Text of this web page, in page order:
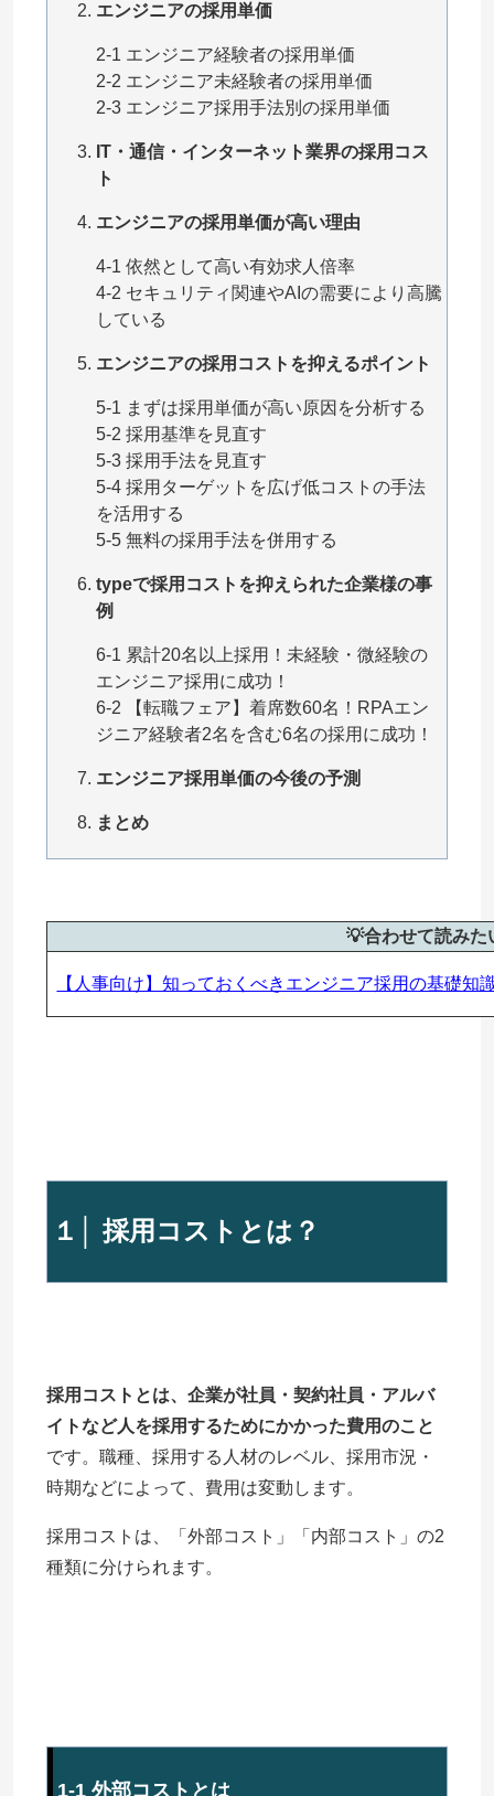
エンジニアの採用単価
2-1 エンジニア経験者の採用単価
2-2 エンジニア未経験者の採用単価
2-3 エンジニア採用手法別の採用単価
IT・通信・インターネット業界の採用コス
ト
エンジニアの採用単価が高い理由
4-1 依然として高い有効求人倍率
4-2 セキュリティ関連やAIの需要により高騰
している
エンジニアの採用コストを抑えるポイント
5-1 まずは採用単価が高い原因を分析する
5-2 採用基準を見直す
5-3 採用手法を見直す
5-4 採用ターゲットを広げ低コストの手法
を活用する
5-5 無料の採用手法を併用する
typeで採用コストを抑えられた企業様の事
例
6-1 累計20名以上採用！未経験・微経験の
エンジニア採用に成功！
6-2 【転職フェア】着席数60名！RPAエン
ジニア経験者2名を含む6名の採用に成功！
エンジニア採用単価の今後の予測
まとめ
💡合わせて読み
【人事向け】知っておくべきエンジニア採用の基礎
１│ 採用コストとは？
採用コストとは、企業が社員・契約社員・アルバ
イトなど人を採用するためにかかった費用のこと
です。職種、採用する人材のレベル、採用市況・
時期などによって、費用は変動します。
採用コストは、「外部コスト」「内部コスト」の2
種類に分けられます。
1-1 外部コストとは